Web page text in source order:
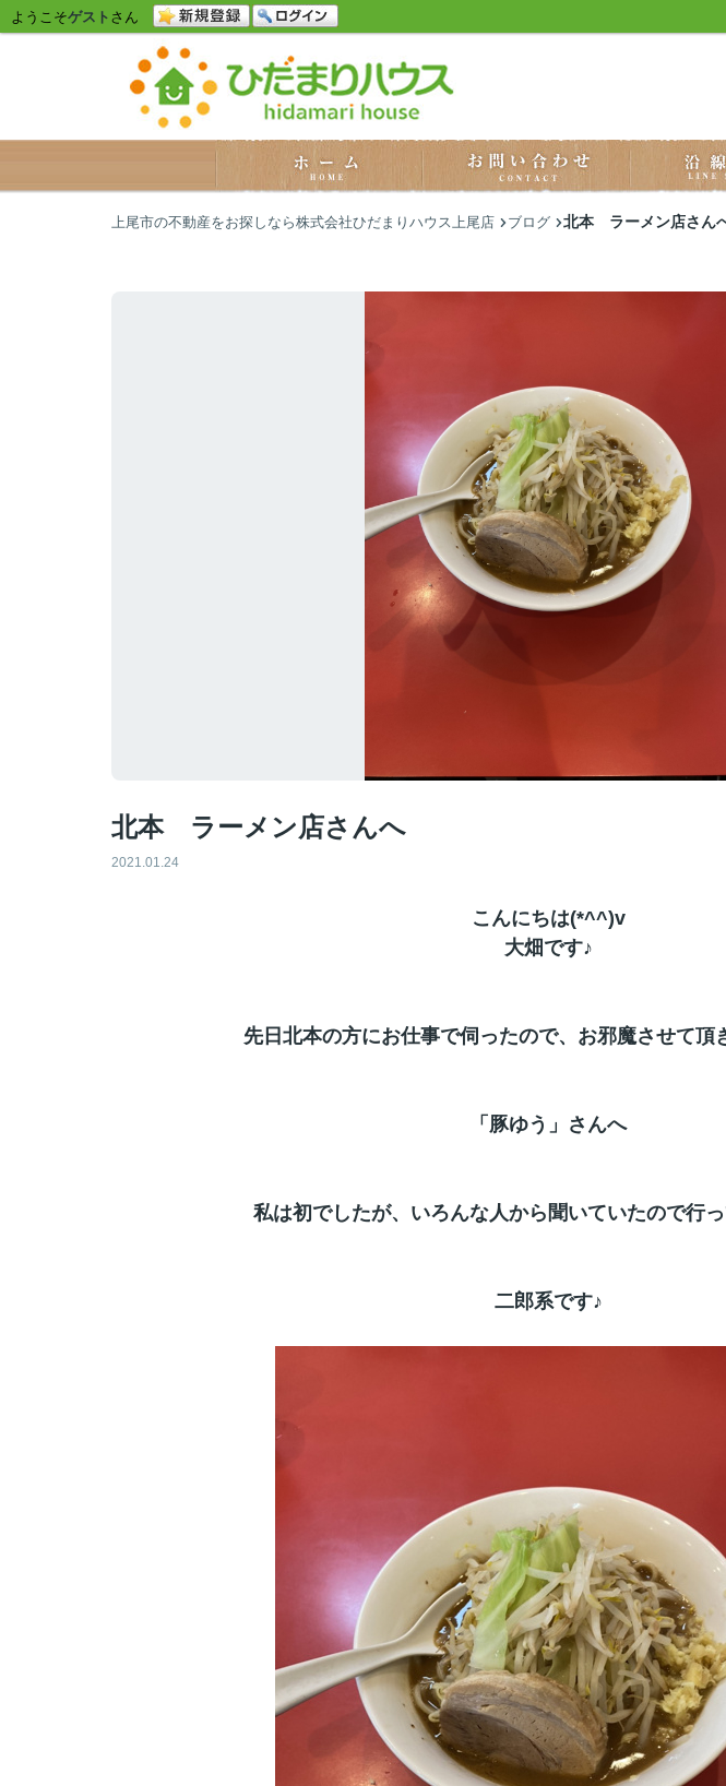
ようこそゲスト さん
上尾市の不動産をお探しなら株式会社ひだまりハウス上尾店 ブログ 北本 ラーメン店さん
北本 ラーメン店さんへ
2021.01.24
こんにちは(*^^)v
大畑です♪
先日北本の方にお仕事で伺ったので、お邪魔させて頂
「豚ゆう」さんへ
私は初でしたが、いろんな人から聞いていたので行っ
二郎系です♪